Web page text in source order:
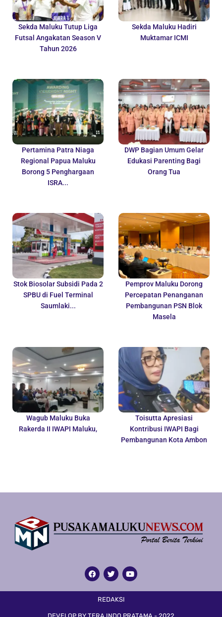
Sekda Maluku Tutup Liga
Futsal Angakatan Season V
Tahun 2026
Sekda Maluku Hadiri
Muktamar ICMI
Pertamina Patra Niaga
Regional Papua Maluku
Borong 5 Penghargaan
ISRA...
DWP Bagian Umum Gelar
Edukasi Parenting Bagi
Orang Tua
Stok Biosolar Subsidi Pada 2
SPBU di Fuel Terminal
Saumlaki...
Pemprov Maluku Dorong
Percepatan Penanganan
Pembangunan PSN Blok
Masela
Wagub Maluku Buka
Rakerda II IWAPI Maluku,
Toisutta Apresiasi
Kontribusi IWAPI Bagi
Pembangunan Kota Ambon
REDAKSI